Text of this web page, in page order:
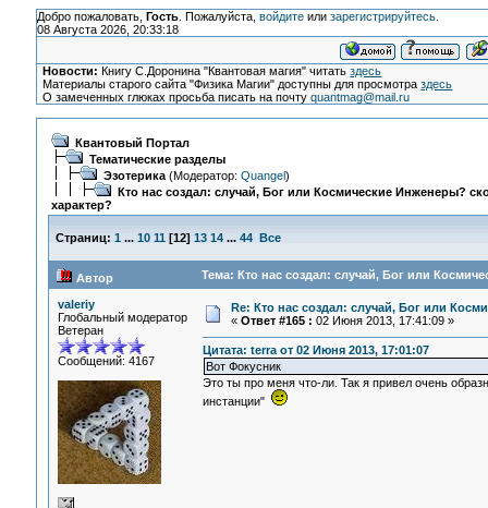
Добро пожаловать, Гость. Пожалуйста, войдитеили зарегистрируйтесь.
08 Августа 2026, 20:33:18
Новости: Книгу С.Доронина "Квантовая магия" читатьздесь
Материалы старого сайта "Физика Магии" доступны для просмотраздесь
О замеченных глюках просьба писать на почтуquantmag@mail.ru
Квантовый Портал
Тематические разделы
Эзотерика(Модератор: Quangel)
Кто нас создал: случай, Бог или Космические Инженеры?
характер?
Страниц: 1 ... 10 11 [12] 13 14 ... 44 Все
Автор Тема: Кто нас создал: случай, Бог или
valeriy
Глобальный модератор
Ветеран
Сообщений: 4167
Re: Кто нас создал: случай, Бог или
« Ответ #165 : 02 Июня 2013, 17:41:09 »
Цитата: terra от 02 Июня 2013, 17:01:07
Вот Фокусник
Это ты про меня что-ли. Так я привел очень
инстанции"